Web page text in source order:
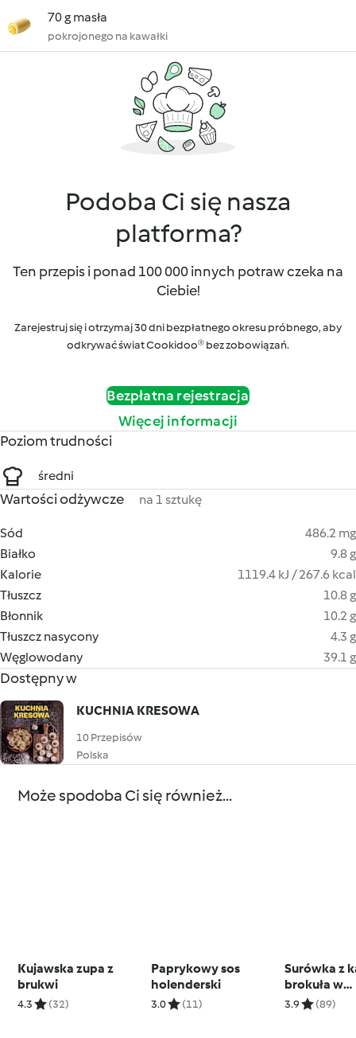
70 g masła
pokrojonego na kawałki
Podoba Ci się nasza
platforma?
Ten przepis i ponad 100 000 innych potraw czeka na
Ciebie!
Zarejestruj się i otrzymaj 30 dni bezpłatnego okresu próbnego, aby
odkrywać świat Cookidoo® bez zobowiązań.
Bezpłatna rejestracja
Więcej informacji
Poziom trudności
średni
Wartości odżywcze na 1 sztukę
Sód
486.2 mg
Białko
9.8 g
Kalorie
1119.4 kJ / 267.6 kcal
Tłuszcz
10.8 g
Błonnik
10.2 g
Tłuszcz nasycony
4.3 g
Węglowodany
39.1 g
Dostępny w
KUCHNIA KRESOWA
10 Przepisów
Polska
Może spodoba Ci się również...
Kujawska zupa z
brukwi
4.3 (32)
Paprykowy sos
holenderski
3.0 (11)
Surówka z
brokuła w
3.9 (89)